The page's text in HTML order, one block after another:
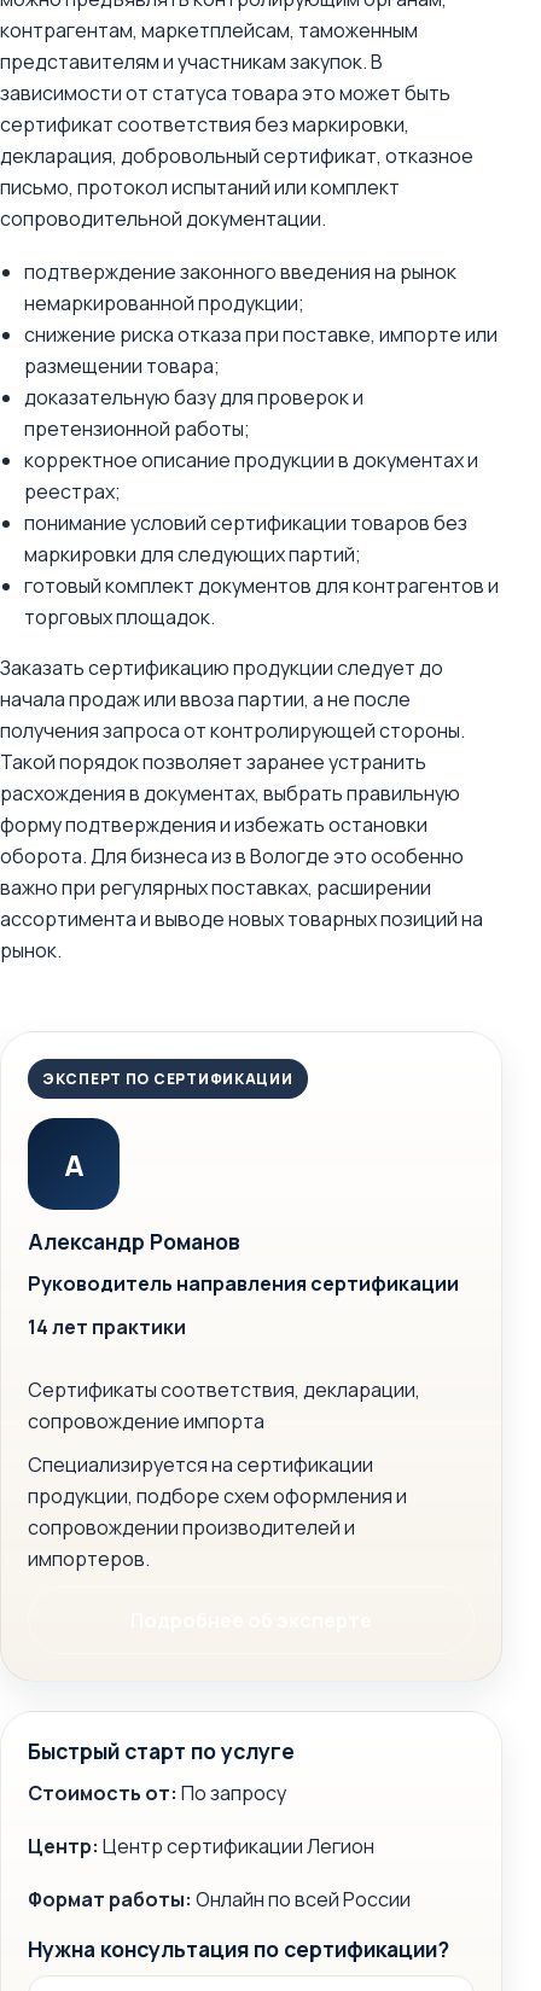
контрагентам, маркетплейсам, таможенным
представителям и участникам закупок. В
зависимости от статуса товара это может быть
сертификат соответствия без маркировки,
декларация, добровольный сертификат, отказное
письмо, протокол испытаний или комплект
сопроводительной документации.
подтверждение законного введения на рынок
немаркированной продукции;
снижение риска отказа при поставке, импорте или
размещении товара;
доказательную базу для проверок и
претензионной работы;
корректное описание продукции в документах и
реестрах;
понимание условий сертификации товаров без
маркировки для следующих партий;
готовый комплект документов для контрагентов и
торговых площадок.
Заказать сертификацию продукции следует до
начала продаж или ввоза партии, а не после
получения запроса от контролирующей стороны.
Такой порядок позволяет заранее устранить
расхождения в документах, выбрать правильную
форму подтверждения и избежать остановки
оборота. Для бизнеса из в Вологде это особенно
важно при регулярных поставках, расширении
ассортимента и выводе новых товарных позиций на
рынок.
ЭКСПЕРТ ПО СЕРТИФИКАЦИИ
А
Александр Романов
Руководитель направления сертификации
14 лет практики
Сертификаты соответствия, декларации,
сопровождение импорта
Специализируется на сертификации
продукции, подборе схем оформления и
сопровождении производителей и
импортеров.
Быстрый старт по услуге
Стоимость от: По запросу
Центр: Центр сертификации Легион
Формат работы: Онлайн по всей России
Нужна консультация по сертификации?